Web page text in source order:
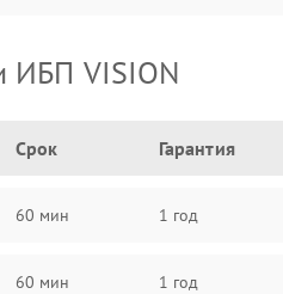
ИБП VISION
Срок Гарантия
60 мин 1 год
60 мин 1 год